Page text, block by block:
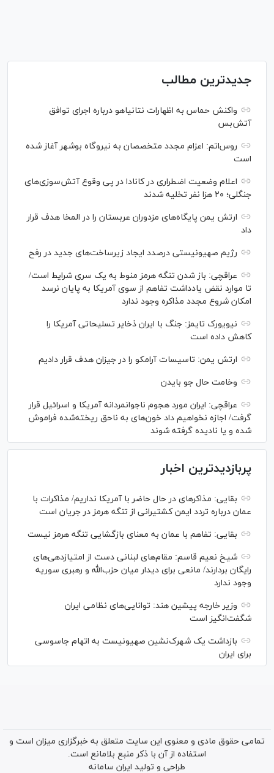
جدیدترین مطالب
واکنش حماس به اظهارات نتانیاهو درباره اجرای توافق
آتش‌بس
روس‌اتم: اعزام مجدد متخصصان به نیروگاه بوشهر آغاز شده
است
اعلام وضعیت اضطراری در کانادا در پی وقوع آتش‌سوزی‌های
جنگلی؛ ۲۰ هزا نفر تخلیه شدند
ارتش یمن پایگاه‌های مزدوران عربستان را در المخا هدف قرار
داد
رژیم صهیونیستی درصدد ایجاد زیرساخت‌های جدید در رفح
عراقچی: باز شدن تنگه هرمز منوط به یک سری شرایط است/
تا موارد نقض یادداشت تفاهم از سوی آمریکا به پایان نرسد
امکان شروع مجدد مذاکره وجود ندارد
نیویورک تایمز: جنگ با ایران ذخایر تسلیحاتی آمریکا را
کاهش داده است
ارتش یمن: تاسیسات آرامکو را در جیزان هدف قرار دادیم
وخامت حال جو بایدن
عراقچی: ایران مورد هجوم ناجوانمردانه آمریکا و اسرائیل قرار
گرفت/ اجازه نخواهیم داد خون‌های به ناحق ریخته‌شده فراموش
شده و یا نادیده گرفته شوند
پربازدیدترین اخبار
بقایی: مذاکره‎ای در حال حاضر با آمریکا نداریم/ مذاکرات با
عمان درباره تردد ایمن کشتیرانی از تنگه هرمز در جریان است
بقایی: تفاهم با عمان به معنای بازگشایی تنگه هرمز نیست
شیخ نعیم قاسم: مقام‌های لبنانی دست از امتیازدهی‌های
رایگان بردارند/ مانعی برای دیدار میان حزب‌الله و رهبری سوریه
وجود ندارد
وزیر خارجه پیشین هند: توانایی‌های نظامی ایران
شگفت‌انگیز است
بازداشت یک شهرک‌نشین صهیونیست به اتهام جاسوسی
برای ایران
تمامی حقوق مادی و معنوی این سایت متعلق به خبرگزاری میزان است و
استفاده از آن با ذکر منبع بلامانع است.
طراحی و تولید ایران سامانه